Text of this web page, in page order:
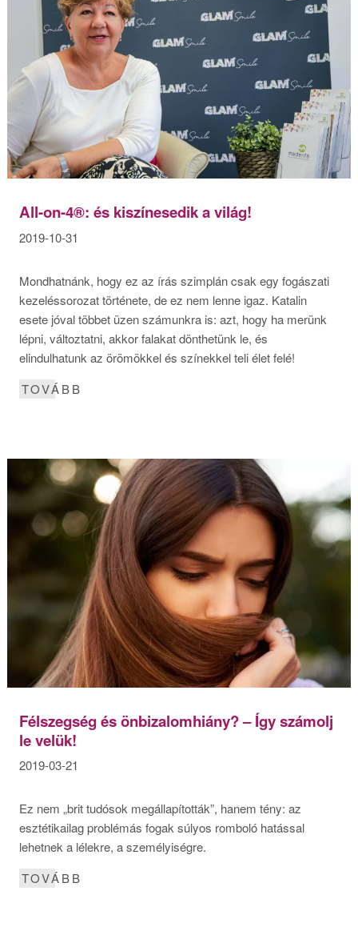
All-on-4®: és kiszínesedik a világ!
2019-10-31
Mondhatnánk, hogy ez az írás szimplán csak egy fogászati
kezeléssorozat története, de ez nem lenne igaz. Katalin
esete jóval többet üzen számunkra is: azt, hogy ha merünk
lépni, változtatni, akkor falakat dönthetünk le, és
elindulhatunk az örömökkel és színekkel teli élet felé!
TOVÁBB
Félszegség és önbizalomhiány? – Így számolj
le velük!
2019-03-21
Ez nem „brit tudósok megállapították”, hanem tény: az
esztétikailag problémás fogak súlyos romboló hatással
lehetnek a lélekre, a személyiségre.
TOVÁBB